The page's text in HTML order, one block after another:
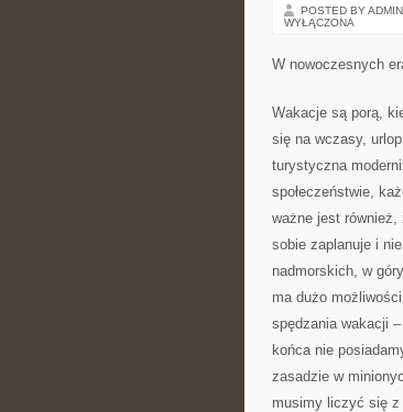
POSTED BY ADMIN
WYŁĄCZONA
W nowoczesnych
Wakacje są porą,
się na wczasy,
turystyczna
społeczeństwie,
ważne jest
sobie zaplanuje i
nadmorskich, w
ma dużo
spędzania wakacji
końca nie
zasadzie w
musimy liczyć się z